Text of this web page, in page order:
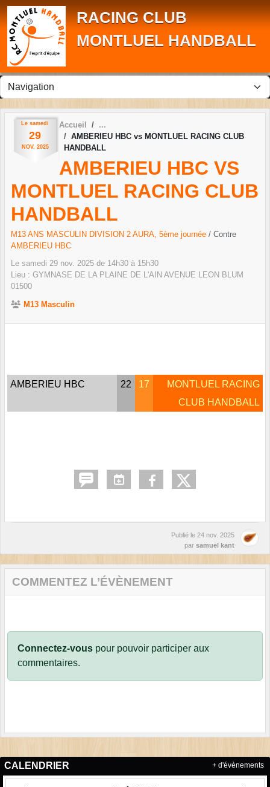
RACING CLUB
MONTLUEL HANDBALL
Le samedi
29
NOV. 2025
Accueil
AMBERIEU HBC vs MONTLUEL RACING CLUB
HANDBALL
AMBERIEU HBC VS
MONTLUEL RACING CLUB
HANDBALL
M13 ANS MASCULIN DIVISION 2 AURA, 5ème journée / Contre
AMBERIEU HBC
Le samedi 29 nov. 2025 de 14h30 à 15h30
Lieu : GYMNASE DE LA PLAINE DE L'AIN AVENUE LEON BLUM
01500
M13 Masculin
AMBERIEU HBC 22 17
MONTLUEL RACING
CLUB HANDBALL
Publié le 24 nov. 2025
par samuel kant
COMMENTEZ L’ÉVÈNEMENT
Connectez-vous pour pouvoir participer aux
commentaires.
CALENDRIER + d'évènements
Panneau de gestion des cookies